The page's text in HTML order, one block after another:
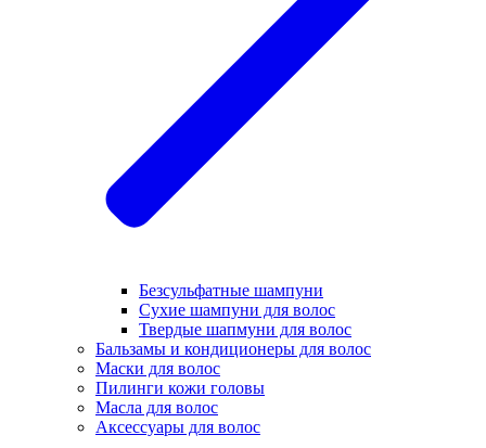
Безсульфатные шампуни
Сухие шампуни для волос
Твердые шапмуни для волос
Бальзамы и кондиционеры для волос
Маски для волос
Пилинги кожи головы
Масла для волос
Аксессуары для волос